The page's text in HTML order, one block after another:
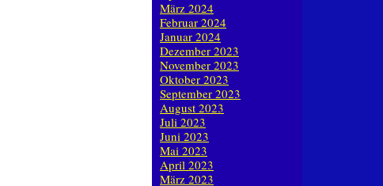
März 2024
Februar 2024
Januar 2024
Dezember 2023
November 2023
Oktober 2023
September 2023
August 2023
Juli 2023
Juni 2023
Mai 2023
April 2023
März 2023